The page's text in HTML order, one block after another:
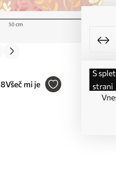
8Všeč mi je
s spletne
strani